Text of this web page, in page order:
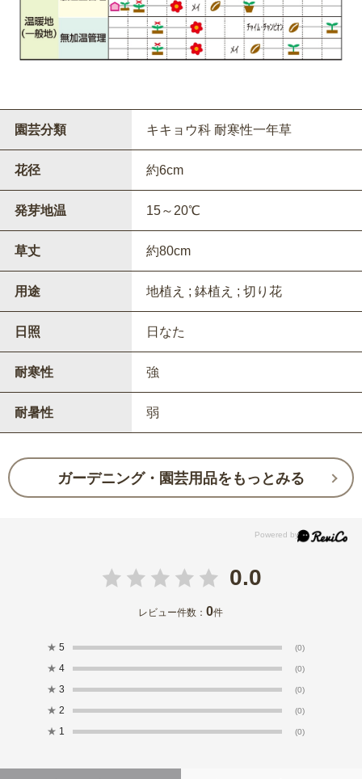
園芸分類 キキョウ科 耐寒性一年草
花径 約6cm
発芽地温 15～20℃
草丈 約80cm
用途 地植え ; 鉢植え ; 切り花
日照 日なた
耐寒性 強
耐暑性 弱
ガーデニング・園芸用品をもっとみる
0.0
レビュー件数：0件
★ 5 (0)
★ 4 (0)
★ 3 (0)
★ 2 (0)
★ 1 (0)